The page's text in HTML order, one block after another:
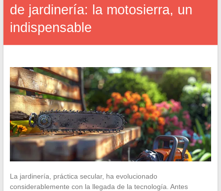
de jardinería: la motosierra, un
indispensable
La jardinería, práctica secular, ha evolucionado
considerablemente con la llegada de la tecnología. Antes